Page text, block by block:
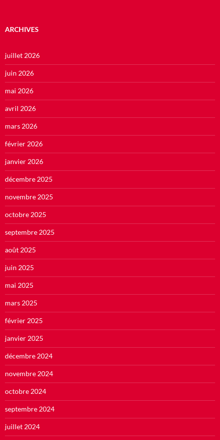
ARCHIVES
juillet 2026
juin 2026
mai 2026
avril 2026
mars 2026
février 2026
janvier 2026
décembre 2025
novembre 2025
octobre 2025
septembre 2025
août 2025
juin 2025
mai 2025
mars 2025
février 2025
janvier 2025
décembre 2024
novembre 2024
octobre 2024
septembre 2024
juillet 2024